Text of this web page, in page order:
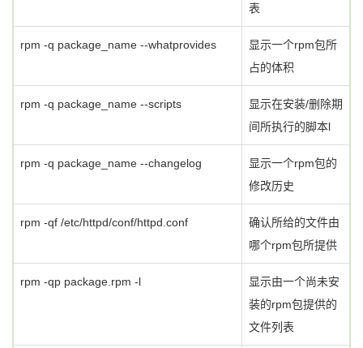
表
rpm -q package_name --whatprovides
显示一个rpm包所
占的体积
rpm -q package_name --scripts
显示在安装/删除期
间所执行的脚本l
rpm -q package_name --changelog
显示一个rpm包的
修改历史
rpm -qf /etc/httpd/conf/httpd.conf
确认所给的文件由
哪个rpm包所提供
rpm -qp package.rpm -l
显示由一个尚未安
装的rpm包提供的
文件列表